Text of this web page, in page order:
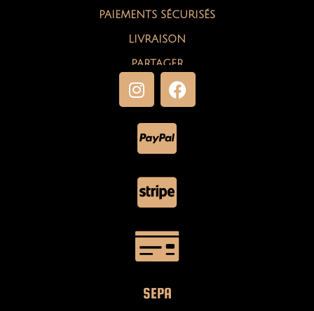
PAIEMENTS SÉCURISÉS
LIVRAISON
PARTAGER
SEPA